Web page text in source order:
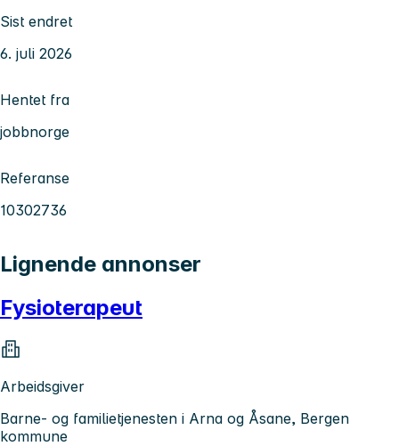
Sist endret
6. juli 2026
Hentet fra
jobbnorge
Referanse
10302736
Lignende annonser
Fysioterapeut
Arbeidsgiver
Barne- og familietjenesten i Arna og Åsane, Bergen
kommune